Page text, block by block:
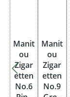
Manit
ou
Zigar
etten
No.6
Manit
ou
Zigar
etten
No.9